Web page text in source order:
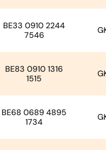
BE33 0910 2244
7546
BE83 0910 1316
1515
BE68 0689 4895
1734